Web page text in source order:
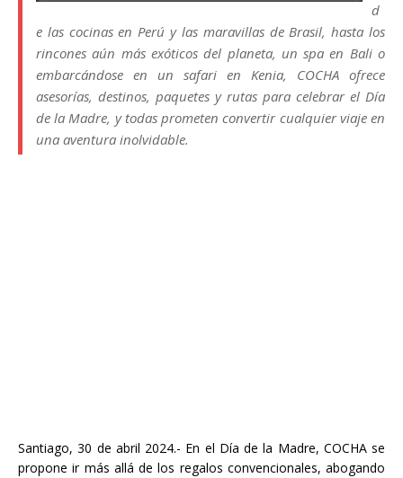
d
e las cocinas en Perú y las maravillas de Brasil, hasta los
rincones aún más exóticos del planeta, un spa en Bali o
embarcándose en un safari en Kenia, COCHA ofrece
asesorías, destinos, paquetes y rutas para celebrar el Día
de la Madre, y todas prometen convertir cualquier viaje en
una aventura inolvidable.
Santiago, 30 de abril 2024.- En el Día de la Madre, COCHA se
propone ir más allá de los regalos convencionales, abogando